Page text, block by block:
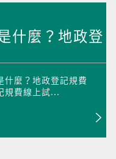
什麼？地政登
什麼？地政登記規費
規費線上試...